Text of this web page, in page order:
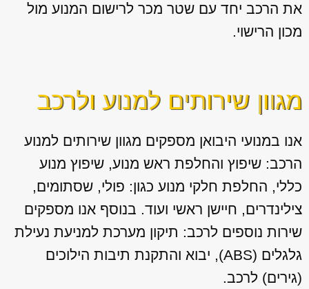
את הרכב יחד עם שטר מכר לרישום המנוע מול
מכון הרישוי.
מגוון שירותים למנוע ולרכב
אנו במנועי היבואן מספקים מגוון שירותים למנוע
הרכב: שיפוץ והחלפת ראש מנוע, שיפוץ מנוע
כללי, החלפת חלקי מנוע כגון: פולי, שסתומים,
צילינדרים, חיישן ראשי ועוד. בנוסף אנו מספקים
שירות נוספים לרכב: תיקון מערכת למניעת נעילת
גלגלים (ABS), יבוא והתקנת תיבות הילוכים
(גירים) לרכב.